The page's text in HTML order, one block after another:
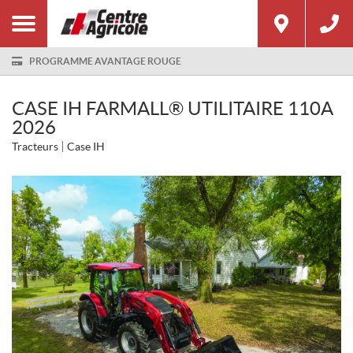
PROGRAMME AVANTAGE ROUGE
CASE IH FARMALL® UTILITAIRE 110A
2026
Tracteurs Case IH